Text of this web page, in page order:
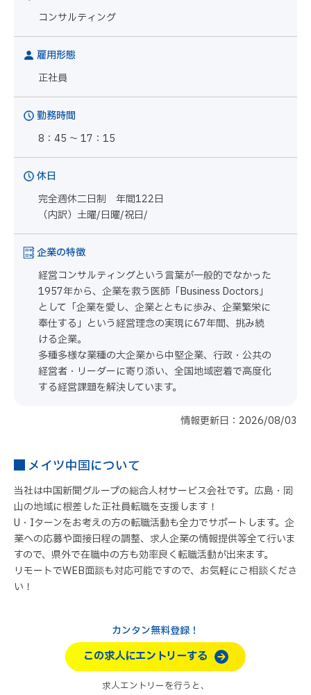
コンサルティング
雇用形態
正社員
勤務時間
8：45 ～ 17：15
休日
完全週休二日制 年間122日
（内訳）土曜/日曜/祝日/
企業の特徴
経営コンサルティングという言葉が一般的でなかった
1957年から、企業を救う医師「Business Doctors」
として「企業を愛し、企業とともに歩み、企業繁栄に
奉仕する」という経営理念の実現に67年間、挑み続
ける企業。
多種多様な業種の大企業から中堅企業、行政・公共の
経営者・リーダーに寄り添い、全国地域密着で高度化
する経営課題を解決しています。
情報更新日：2026/08/03
メイツ中国について
当社は中国新聞グループの総合人材サービス会社です。広島・岡
山の地域に根差した正社員転職を支援します！
U・Iターンをお考えの方の転職活動も全力でサポートします。企
業への応募や面接日程の調整、求人企業の情報提供等全て行いま
すので、県外で在職中の方も効率良く転職活動が出来ます。
リモートでWEB面談も対応可能ですので、お気軽にご相談くださ
い！
カンタン無料登録！
この求人にエントリーする
求人エントリーを行うと、